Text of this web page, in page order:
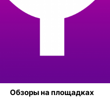
Обзоры на площадках